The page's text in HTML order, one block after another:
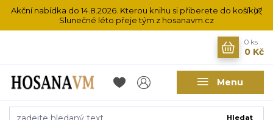
Akční nabídka do 14.8.2026. Kterou knihu si přiberete do košíku?
Slunečné léto přeje tým z hosanavm.cz
Menu
Hledat
0 ks
0 Kč